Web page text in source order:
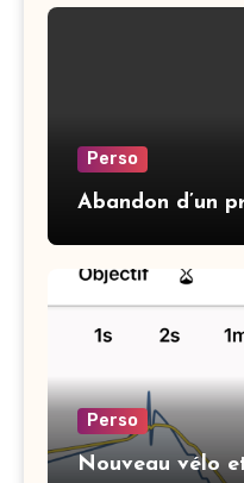
Perso
Abandon d’un
Perso
Nouveau vélo